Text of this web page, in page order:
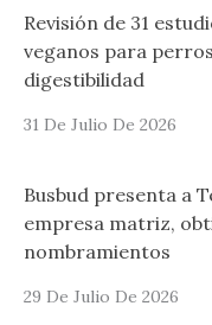
Revisión de 31
veganos para
digestibilidad
31 De Julio De 2026
Busbud presenta a
empresa matriz,
nombramientos
29 De Julio De 2026